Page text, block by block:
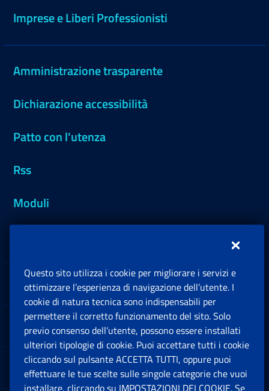
Imprese e Liberi Professionisti
Amministrazione trasparente
Dichiarazione accessibilità
Patto con l'utenza
Rss
Moduli
Sedi e Contatti
Software
Note Legali
Questo sito utilizza i cookie per migliorare i servizi e
ottimizzare l’esperienza di navigazione dell’utente. I
cookie di natura tecnica sono indispensabili per
permettere il corretto funzionamento del sito. Solo
previo consenso dell’utente, possono essere installati
ulteriori tipologie di cookie. Puoi accettare tutti i cookie
cliccando sul pulsante ACCETTA TUTTI, oppure puoi
effettuare le tue scelte sulle singole categorie che vuoi
installare, cliccando su IMPOSTAZIONI DEI COOKIE. Se